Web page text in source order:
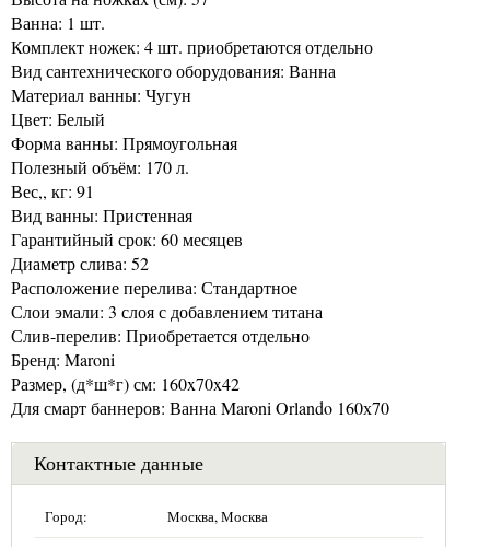
Ванна: 1 шт.
Комплект ножек: 4 шт. приобретаются отдельно
Вид сантехнического оборудования: Ванна
Материал ванны: Чугун
Цвет: Белый
Форма ванны: Прямоугольная
Полезный объём: 170 л.
Вес,, кг: 91
Вид ванны: Пристенная
Гарантийный срок: 60 месяцев
Диаметр слива: 52
Расположение перелива: Стандартное
Слои эмали: 3 слоя с добавлением титана
Слив-перелив: Приобретается отдельно
Бренд: Maroni
Размер, (д*ш*г) см: 160x70x42
Для смарт баннеров: Ванна Maroni Orlando 160х70
Контактные данные
Город: Москва, Москва